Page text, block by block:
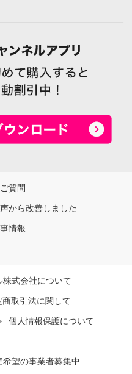
質問
から改善しました
情報
式会社について
商取引法に関して
個人情報保護について
望の事業者募集中